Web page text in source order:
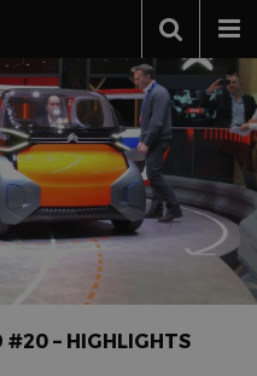
#20 – HIGHLIGHTS